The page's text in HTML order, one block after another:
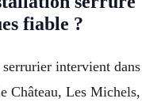
fiable ?
intervient dans
Château, Les Michels,